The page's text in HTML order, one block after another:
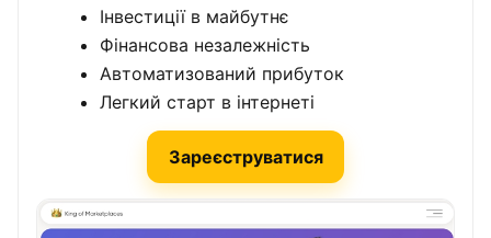
Інвестиції в майбутнє
Фінансова незалежність
Автоматизований прибуток
Легкий старт в інтернеті
Зареєструватися